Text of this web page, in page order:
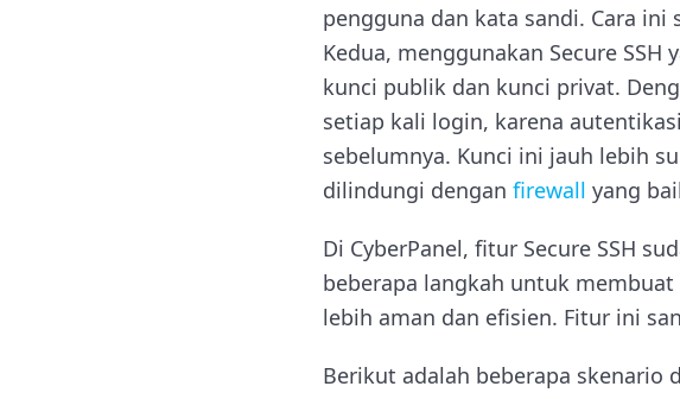
pengguna dan kata sandi. Cara
Kedua, menggunakan Secure
kunci publik dan kunci privat.
setiap kali login, karena
sebelumnya. Kunci ini jauh lebih
dilindungi dengan firewall yang
Di CyberPanel, fitur Secure SSH
beberapa langkah untuk
lebih aman dan efisien. Fitur ini
Berikut adalah beberapa skenario